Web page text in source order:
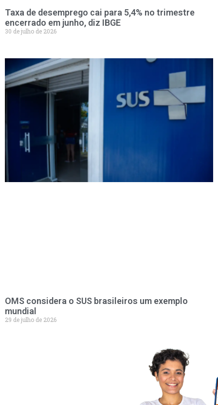
Taxa de desemprego cai para 5,4% no trimestre
encerrado em junho, diz IBGE
30 de julho de 2026
OMS considera o SUS brasileiros um exemplo
mundial
29 de julho de 2026